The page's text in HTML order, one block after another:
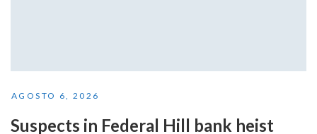
AGOSTO 6, 2026
Suspects in Federal Hill bank heist